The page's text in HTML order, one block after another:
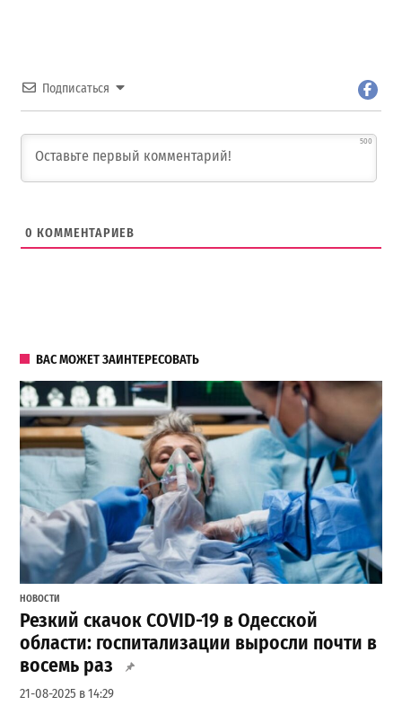
Подписаться
500
0 КОММЕНТАРИЕВ
ВАС МОЖЕТ ЗАИНТЕРЕСОВАТЬ
НОВОСТИ
Резкий скачок COVID-19 в Одесской
области: госпитализации выросли почти в
восемь раз
21-08-2025 в 14:29